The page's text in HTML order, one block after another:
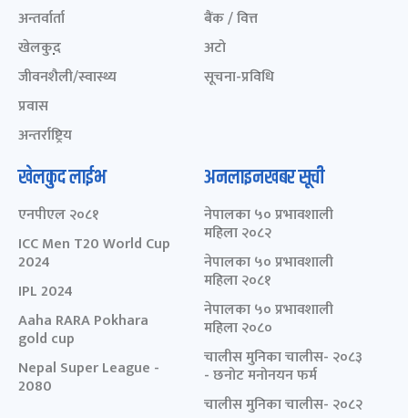
अन्तर्वार्ता
खेलकुद़़
जीवनशैली/स्वास्थ्य
प्रवास
अन्तर्राष्ट्रिय
बैंक / वित्त
अटो
सूचना-प्रविधि
खेलकुद लाईभ
एनपीएल २०८१
ICC Men T20 World Cup
2024
IPL 2024
Aaha RARA Pokhara
gold cup
Nepal Super League -
2080
अनलाइनखबर सूची
नेपालका ५० प्रभावशाली
महिला २०८२
नेपालका ५० प्रभावशाली
महिला २०८१
नेपालका ५० प्रभावशाली
महिला २०८०
चालीस मुनिका चालीस- २०८३
- छनोट मनोनयन फर्म
चालीस मुनिका चालीस- २०८२